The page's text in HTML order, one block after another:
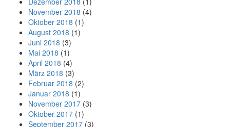
November 2018 (4)
Oktober 2018 (1)
August 2018 (1)
Juni 2018 (3)
Mai 2018 (1)
April 2018 (4)
März 2018 (3)
Februar 2018 (2)
Januar 2018 (1)
November 2017 (3)
Oktober 2017 (1)
September 2017 (3)